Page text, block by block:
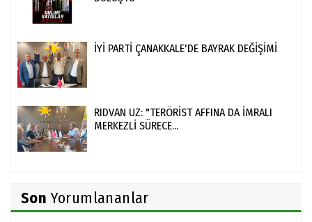
İYİ PARTİ ÇANAKKALE'DE BAYRAK DEĞİŞİMİ
RIDVAN UZ: "TERÖRİST AFFINA DA İMRALI
MERKEZLİ SÜRECE...
Son Yorumlananlar